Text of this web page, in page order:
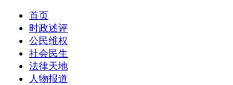
首页
时政述评
公民维权
社会民生
法律天地
人物报道